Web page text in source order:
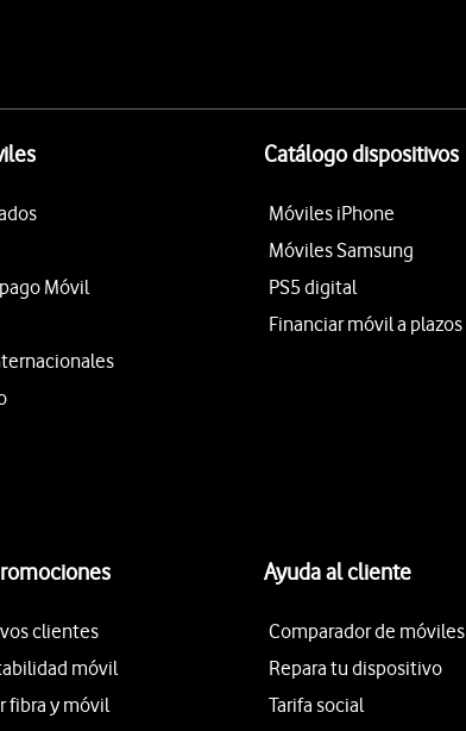
Móvil
Catálogo dispositivos
Móviles iPhone
Móviles Samsung
PS5 digital
Financiar móvil a plazos
clientes
móvil
fibra y móvil
Ayuda al cliente
Comparador de móviles
Repara tu dispositivo
Tarifa social